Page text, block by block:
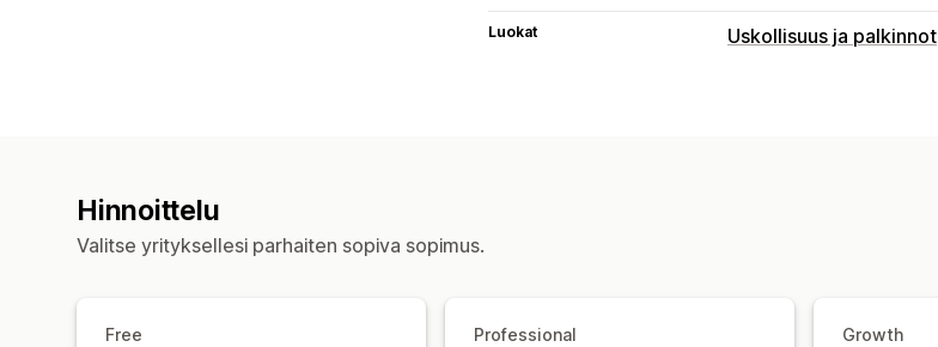
Luokat Uskollisuus ja palkinnot
Käyttö yksinoikeudella
Hinnoittelu
Valitse yrityksellesi parhaiten sopiva sopimus.
Free Professional Growth